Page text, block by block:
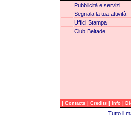
Pubblicità e servizi
Segnala la tua attività
Uffici Stampa
Club Beltade
| Contacts | Credits | Info |
Tutto il